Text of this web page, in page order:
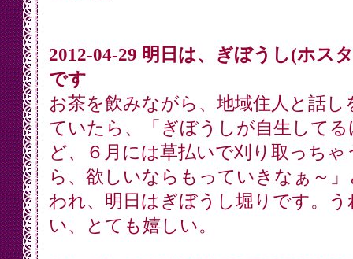
2012-04-29 明日は、ぎぼうし(ホス
です
お茶を飲みながら、地域住人と話し
ていたら、「ぎぼうしが自生してる
ど、６月には草払いで刈り取っちゃ
ら、欲しいならもっていきなぁ～」
われ、明日はぎぼうし堀りです。う
い、とても嬉しい。